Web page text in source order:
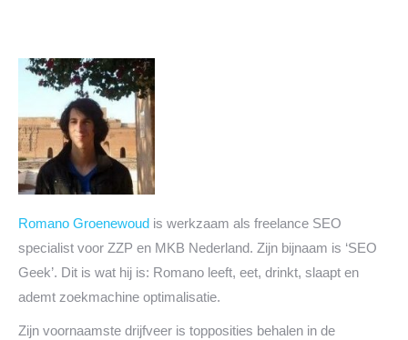
Romano Groenewoud is werkzaam als freelance SEO
specialist voor ZZP en MKB Nederland. Zijn bijnaam is ‘SEO
Geek’. Dit is wat hij is: Romano leeft, eet, drinkt, slaapt en
ademt zoekmachine optimalisatie.
Zijn voornaamste drijfveer is topposities behalen in de